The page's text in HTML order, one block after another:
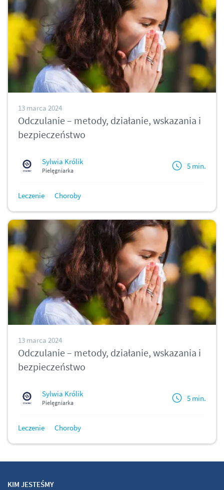
13 marca 2024
Odczulanie – metody, działanie, wskazania i
bezpieczeństwo
Sylwia Królik
Pielęgniarka 5 min.
Leczenie Choroby
13 marca 2024
Odczulanie – metody, działanie, wskazania i
bezpieczeństwo
Sylwia Królik
Pielęgniarka 5 min.
Leczenie Choroby
KIM JESTEŚMY